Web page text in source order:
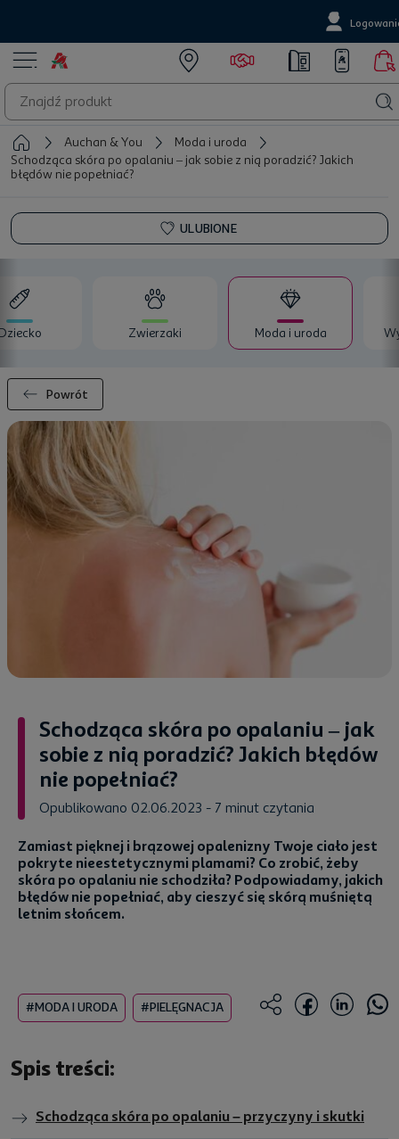
Auchan & You
Moda i uroda
Schodząca skóra po opalaniu – jak sobie z nią poradzić? Jakich
błędów nie popełniać?
ULUBIONE
Zwierzaki Moda i uroda
Powrót
Schodząca skóra po opalaniu – jak
sobie z nią poradzić? Jakich błędów
nie popełniać?
Opublikowano 02.06.2023 - 7 minut czytania
Zamiast pięknej i brązowej opalenizny Twoje ciało jest
pokryte nieestetycznymi plamami? Co zrobić, żeby
skóra po opalaniu nie schodziła? Podpowiadamy, jakich
błędów nie popełniać, aby cieszyć się skórą muśniętą
letnim słońcem.
#MODA I URODA #PIELĘGNACJA
Spis treści:
Schodząca skóra po opalaniu – przyczyny i skutki